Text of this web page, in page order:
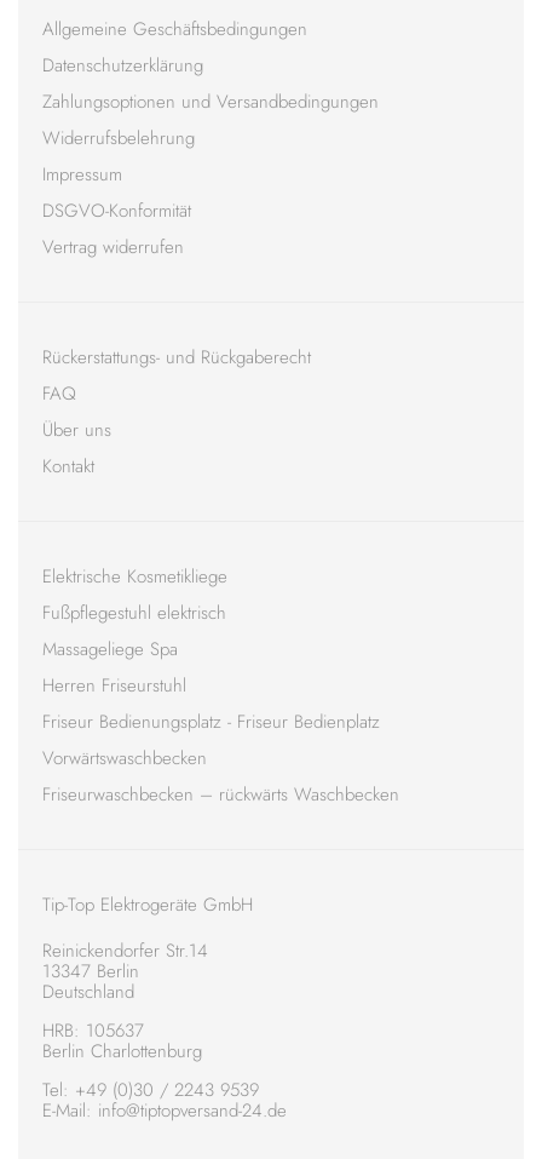
Allgemeine Geschäftsbedingungen
Datenschutzerklärung
Zahlungsoptionen und Versandbedingungen
Widerrufsbelehrung
Impressum
DSGVO-Konformität
Vertrag widerrufen
Rückerstattungs- und Rückgaberecht
FAQ
Über uns
Kontakt
Elektrische Kosmetikliege
Fußpflegestuhl elektrisch
Massageliege Spa
Herren Friseurstuhl
Friseur Bedienungsplatz - Friseur Bedienplatz
Vorwärtswaschbecken
Friseurwaschbecken – rückwärts Waschbecken
Tip-Top Elektrogeräte GmbH
Reinickendorfer Str.14
13347 Berlin
Deutschland
HRB: 105637
Berlin Charlottenburg
Tel: +49 (0)30 / 2243 9539
E-Mail: info@tiptopversand-24.de